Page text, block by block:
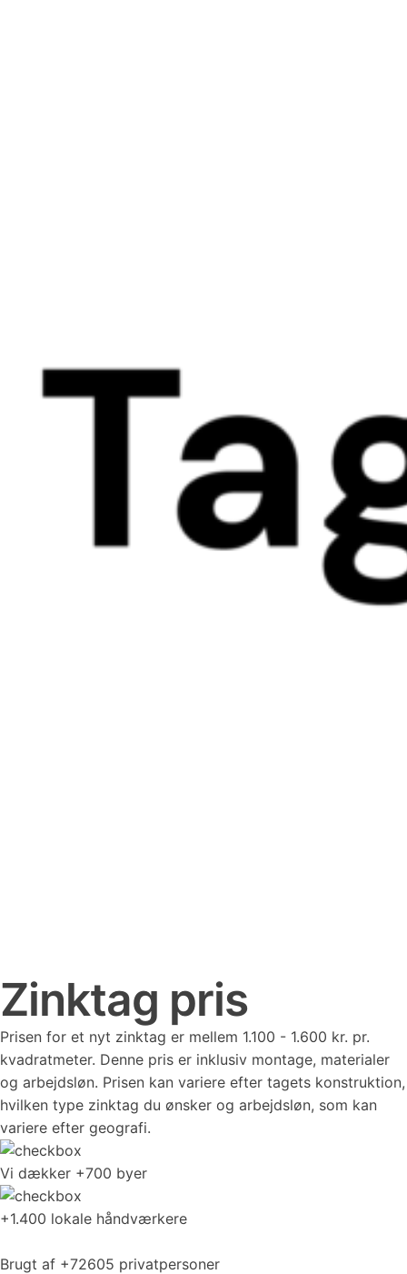
Zinktag pris
Prisen for et nyt zinktag er mellem 1.100 - 1.600 kr. pr.
kvadratmeter. Denne pris er inklusiv montage, materialer
og arbejdsløn. Prisen kan variere efter tagets konstruktion,
hvilken type zinktag du ønsker og arbejdsløn, som kan
variere efter geografi.
Vi dækker +700 byer
+1.400 lokale håndværkere
Brugt af +72605 privatpersoner